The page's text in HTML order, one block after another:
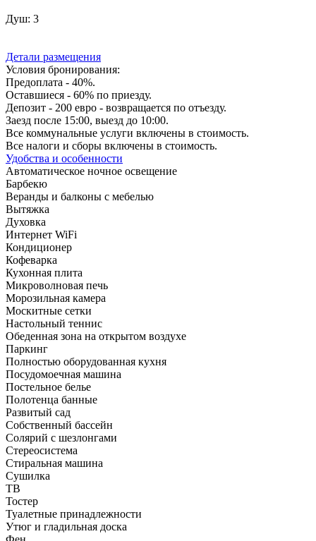
Душ: 3
Детали размещения
Условия бронирования:
Предоплата - 40%.
Оставшиеся - 60% по приезду.
Депозит - 200 евро - возвращается по отъезду.
Заезд после 15:00, выезд до 10:00.
Все коммунальные услуги включены в стоимость.
Все налоги и сборы включены в стоимость.
Удобства и особенности
Автоматическое ночное освещение
Барбекю
Веранды и балконы с мебелью
Вытяжка
Духовка
Интернет WiFi
Кондиционер
Кофеварка
Кухонная плита
Микроволновая печь
Морозильная камера
Москитные сетки
Настольный теннис
Обеденная зона на открытом воздухе
Паркинг
Полностью оборудованная кухня
Посудомоечная машина
Постельное белье
Полотенца банные
Развитый сад
Собственный бассейн
Солярий с шезлонгами
Стереосистема
Стиральная машина
Сушилка
ТВ
Тостер
Туалетные принадлежности
Утюг и гладильная доска